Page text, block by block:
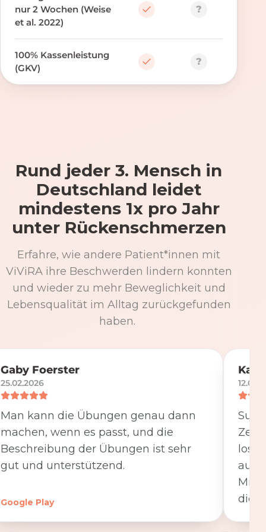
nur 2 Wochen (Weise
et al. 2022)
?
100% Kassenleistung
(GKV)
?
Rund jeder 3. Mensch in
Deutschland leidet
mindestens 1x pro Jahr
unter Rückenschmerzen
Erfahre, wie andere Patient*innen mit
ViViRA ihre Beschwerden lindern konnten
und wieder zu mehr Beweglichkeit und
Lebensqualität im Alltag zurückgefunden
haben.
Gaby Foerster
25.02.2026
Man kann die Übungen genau dann
machen, wenn es passt, und die
Beschreibung der Übungen ist sehr
gut und unterstützend.
Google Play
Zeit
die